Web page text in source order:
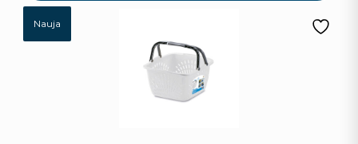
Nauja